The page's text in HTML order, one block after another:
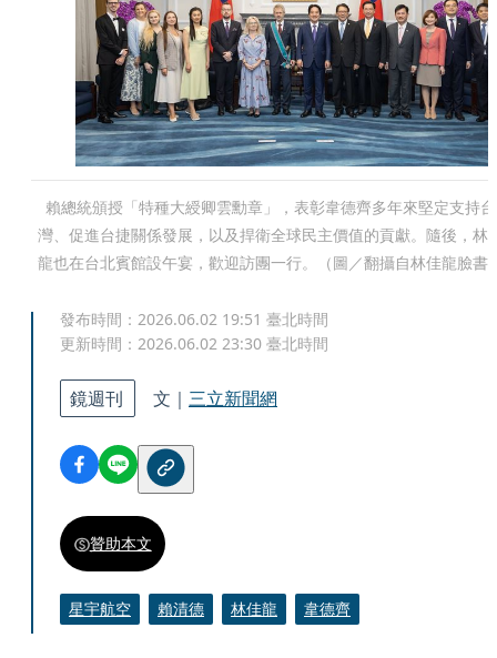
賴總統頒授「特種大綬卿雲勳章」，表彰韋德齊多年來堅定支持台
灣、促進台捷關係發展，以及捍衛全球民主價值的貢獻。隨後，林
龍也在台北賓館設午宴，歡迎訪團一行。（圖／翻攝自林佳龍臉書
發布時間： 2026.06.02 19:51 臺北時間
更新時間： 2026.06.02 23:30 臺北時間
鏡週刊 文｜ 三立新聞網
贊助本文
星宇航空 賴清德 林佳龍 韋德齊